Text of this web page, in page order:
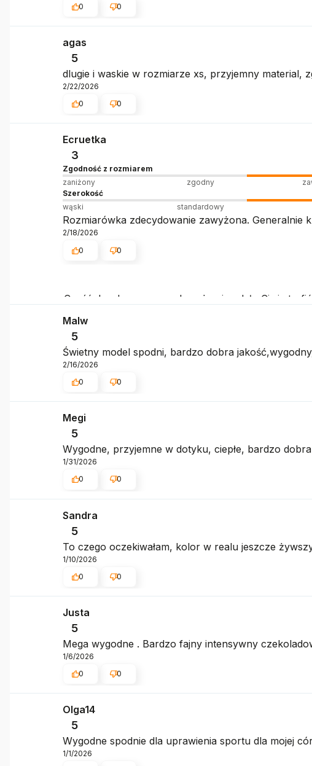
0
0
agas
5
dlugie i waskie w rozmiarze xs, przyjemny material,
2/22/2026
0
0
Cześć, bardzo nam przykro, że nie udało Ci się
pomoże wybrać odpowiedni dla siebie rozmiar -
Ecruetka
3
Zgodność z rozmiarem
zaniżony
zgodny
Szerokość
wąski
standardowy
Rozmiarówka zdecydowanie zawyżona.
2/18/2026
0
0
Malw
5
Świetny model spodni, bardzo dobra
2/16/2026
0
0
Megi
5
Wygodne, przyjemne w dotyku, ciepłe, bardzo
1/31/2026
0
0
Sandra
5
To czego oczekiwałam, kolor w realu jeszcze
1/10/2026
0
0
Justa
5
Mega wygodne . Bardzo fajny intensywny
1/6/2026
0
0
Olga14
5
Wygodne spodnie dla uprawienia sportu dla mojej
1/1/2026